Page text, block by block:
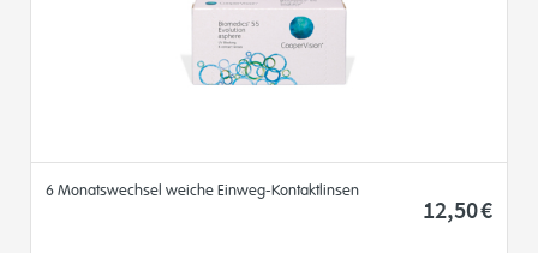
6 Monatswechsel weiche Einweg-Kontaktlinsen
12,50€